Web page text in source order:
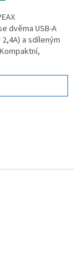
dvěma USB-A
a sdíleným